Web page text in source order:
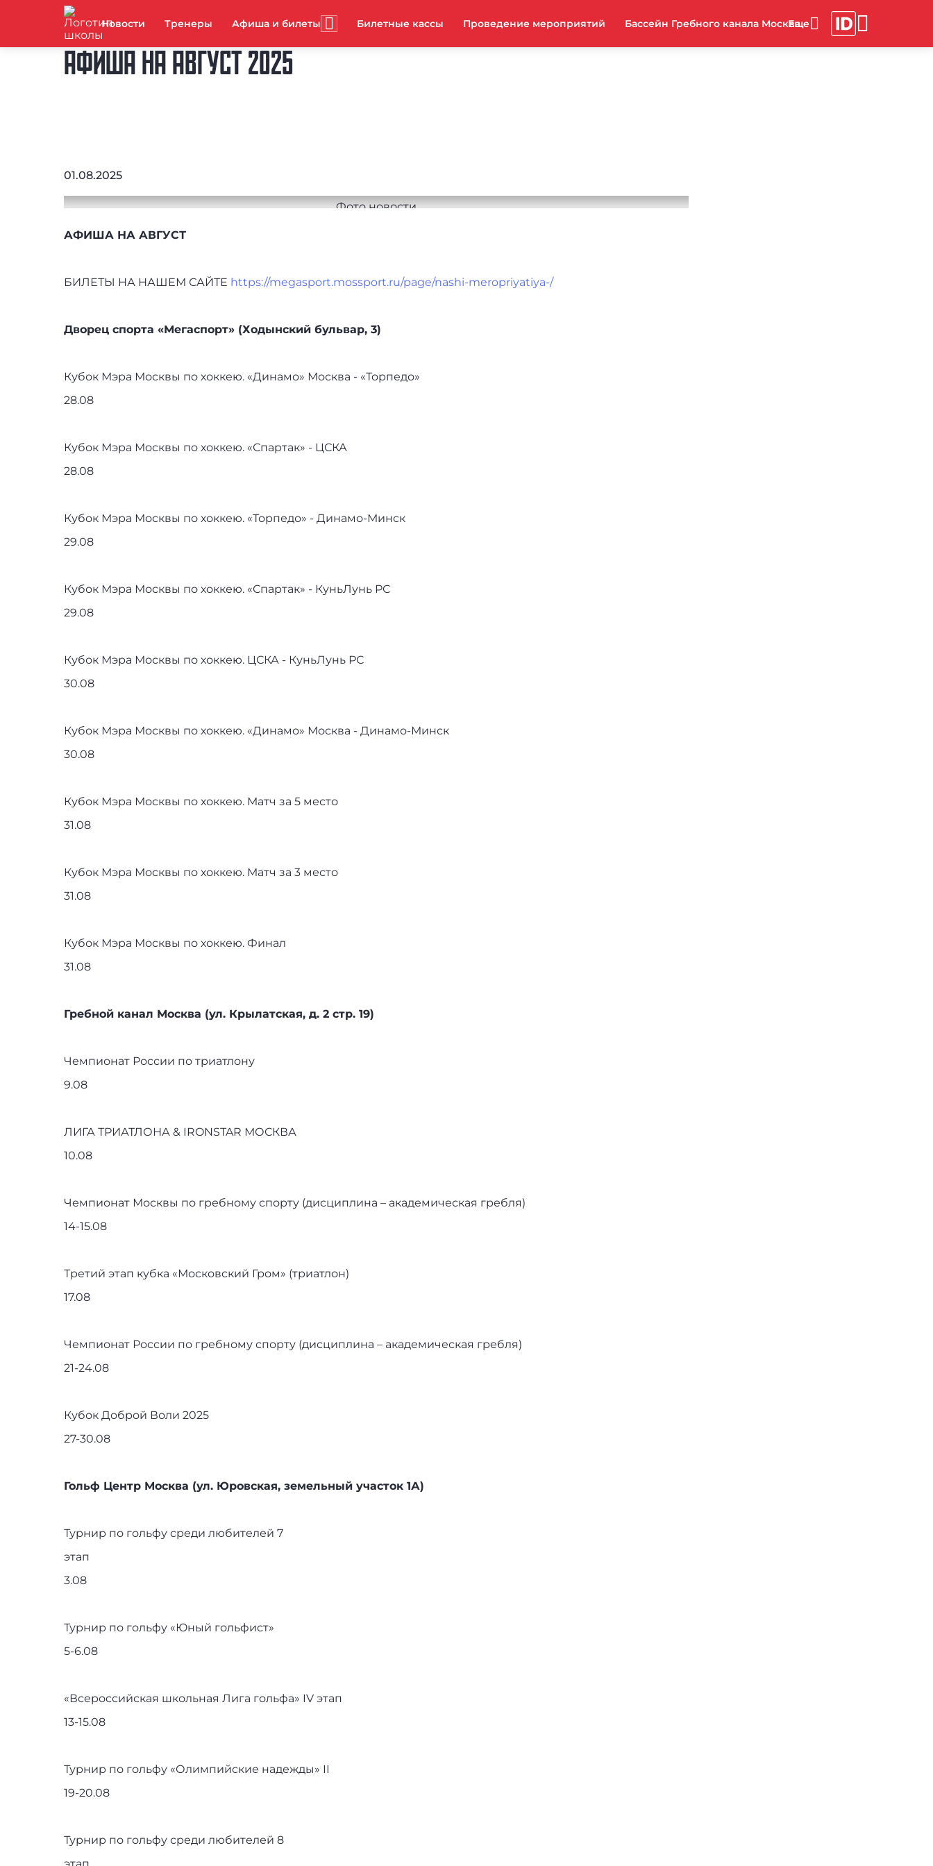
Новости Тренеры Афиша и билеты Билетные кассы Проведение мероприятий Бассейн Гребного канала Москва
АФИША НА АВГУСТ 2025
01.08.2025
АФИША НА АВГУСТ
БИЛЕТЫ НА НАШЕМ САЙТЕ https://megasport.mossport.ru/page/nashi-meropriyatiya-/
Дворец спорта «Мегаспорт» (Ходынский бульвар, 3)
Кубок Мэра Москвы по хоккею. «Динамо» Москва - «Торпедо»
28.08
Кубок Мэра Москвы по хоккею. «Спартак» - ЦСКА
28.08
Кубок Мэра Москвы по хоккею. «Торпедо» - Динамо-Минск
29.08
Кубок Мэра Москвы по хоккею. «Спартак» - КуньЛунь РС
29.08
Кубок Мэра Москвы по хоккею. ЦСКА - КуньЛунь РС
30.08
Кубок Мэра Москвы по хоккею. «Динамо» Москва - Динамо-Минск
30.08
Кубок Мэра Москвы по хоккею. Матч за 5 место
31.08
Кубок Мэра Москвы по хоккею. Матч за 3 место
31.08
Кубок Мэра Москвы по хоккею. Финал
31.08
Гребной канал Москва (ул. Крылатская, д. 2 стр. 19)
Чемпионат России по триатлону
9.08
ЛИГА ТРИАТЛОНА & IRONSTAR МОСКВА
10.08
Чемпионат Москвы по гребному спорту (дисциплина – академическая гребля)
14-15.08
Третий этап кубка «Московский Гром» (триатлон)
17.08
Чемпионат России по гребному спорту (дисциплина – академическая гребля)
21-24.08
Кубок Доброй Воли 2025
27-30.08
Гольф Центр Москва (ул. Юровская, земельный участок 1А)
Турнир по гольфу среди любителей 7
этап
3.08
Турнир по гольфу «Юный гольфист»
5-6.08
«Всероссийская школьная Лига гольфа» IV этап
13-15.08
Турнир по гольфу «Олимпийские надежды» II
19-20.08
Турнир по гольфу среди любителей 8
этап